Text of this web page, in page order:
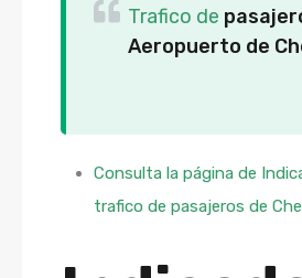
Trafico de
Aeropuerto de
Consulta la página de
trafico de pasajeros de